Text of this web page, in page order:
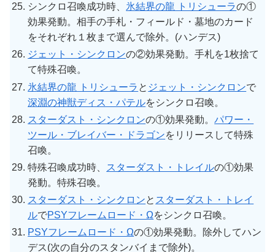
シンクロ召喚成功時、 氷結界の龍 トリシューラの①
効果発動。相手の手札・フィールド・墓地のカード
をそれぞれ１枚まで選んで除外。(ハンデス)
ジェット・シンクロンの②効果発動。手札を1枚捨て
て特殊召喚。
氷結界の龍 トリシューラ と ジェット・シンクロンで
深淵の神獣ディス・パテルをシンクロ召喚。
スターダスト・シンクロンの①効果発動。パワー・
ツール・ブレイバー・ドラゴンをリリースして特殊
召喚。
特殊召喚成功時、
スターダスト・トレイルの①効果
発動。特殊召喚。
スターダスト・シンクロンと スターダスト・トレイ
ルでPSYフレームロード・Ωをシンクロ召喚。
PSYフレームロード・Ωの①効果発動。除外してハン
デス(次の自分のスタンバイまで除外)。